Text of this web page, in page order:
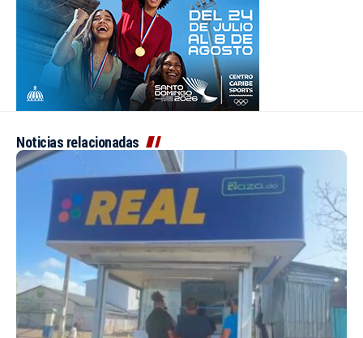
Noticias relacionadas